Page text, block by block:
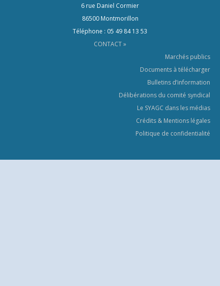
6 rue Daniel Cormier
86500 Montmorillon
Téléphone : 05 49 84 13 53
CONTACT »
Marchés publics
Documents à télécharger
Bulletins d’information
Délibérations du comité syndical
Le SYAGC dans les médias
Crédits & Mentions légales
Politique de confidentialité